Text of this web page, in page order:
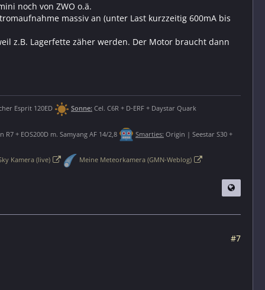
noch von ZWO o.ä.
massiv an (unter Last kurzzeitig 600mA bis
z.B. Lagerfette zäher werden. Der Motor braucht dann
Esprit 120ED Sonne: Cel. C6R + D-ERF + Daystar Quark
R7 + EOS200D m. Samyang AF 14/2,8 Smarties: Origin | Seestar S30 +
Kamera (live) Meine Meteorkamera (GMN-Weblog)
#7